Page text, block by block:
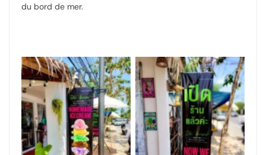
du bord de mer.
Elle Recipes Elle Recipes